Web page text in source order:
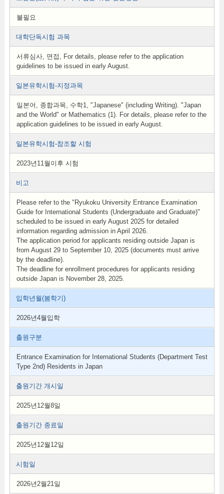
불필요
대학단독시험 과목
서류심사, 면접, For details, please refer to the application
guidelines to be issued in early August.
일본유학시험-지정과목
일본어, 종합과목, 수학1, "Japanese" (including Writing). "Japan
and the World" or Mathematics (1). For details, please refer to the
application guidelines to be issued in early August.
일본유학시험-참조할 시험
2023년11월이후 시험
비고
Please refer to the "Ryukoku University Entrance Examination
Guide for International Students (Undergraduate and Graduate)"
scheduled to be issued in early August 2025 for detailed
information regarding admission in April 2026.
The application period for applicants residing outside Japan is
from August 29 to September 10, 2025 (documents must arrive
by the deadline).
The deadline for enrollment procedures for applicants residing
outside Japan is November 28, 2025.
입학년월(봄학기)
2026년4월입학
출원구분
Entrance Examination for International Students (Department Test
Type 2nd) Residents in Japan
출원기간 개시일
2025년12월8일
출원기간 종료일
2025년12월12일
시험일
2026년2월21일